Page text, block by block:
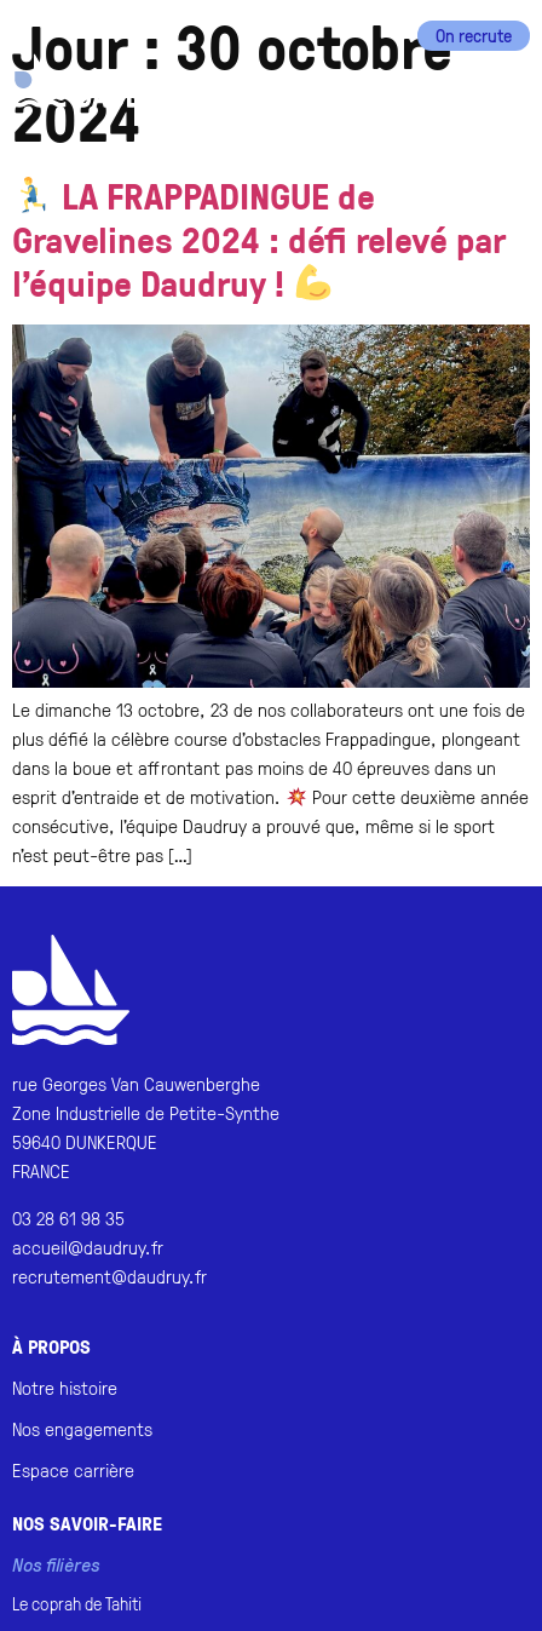
On recrute
Jour : 30 octobre
2024
LA FRAPPADINGUE de
Gravelines 2024 : défi relevé par
l’équipe Daudruy !
Le dimanche 13 octobre, 23 de nos collaborateurs ont une fois de
plus défié la célèbre course d’obstacles Frappadingue, plongeant
dans la boue et affrontant pas moins de 40 épreuves dans un
esprit d’entraide et de motivation.
Pour cette deuxième année
consécutive, l’équipe Daudruy a prouvé que, même si le sport
n’est peut-être pas […]
rue Georges Van Cauwenberghe
Zone Industrielle de Petite-Synthe
59640 DUNKERQUE
FRANCE
03 28 61 98 35
accueil@daudruy.fr
recrutement@daudruy.fr
À PROPOS
Notre histoire
Nos engagements
Espace carrière
NOS SAVOIR-FAIRE
Nos filières
Le coprah deTahiti